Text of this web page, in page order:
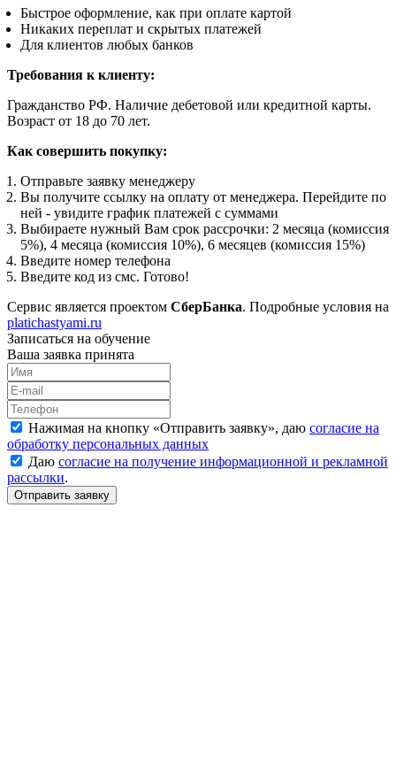
Быстрое оформление, как при оплате картой
Никаких переплат и скрытых платежей
Для клиентов любых банков
Требования к клиенту:
Гражданство РФ. Наличие дебетовой или кредитной карты.
Возраст от 18 до 70 лет.
Как совершить покупку:
Отправьте заявку менеджеру
Вы получите ссылку на оплату от менеджера. Перейдите по
ней - увидите график платежей с суммами
Выбираете нужный Вам срок рассрочки: 2 месяца (комиссия
5%), 4 месяца (комиссия 10%), 6 месяцев (комиссия 15%)
Введите номер телефона
Введите код из смс. Готово!
Сервис является проектом СберБанка. Подробные условия на
platichastyami.ru
Записаться на обучение
Ваша заявка принята
Нажимая на кнопку «Отправить заявку», даю согласие на
обработку персональных данных
Даю согласие на получение информационной и рекламной
рассылки.